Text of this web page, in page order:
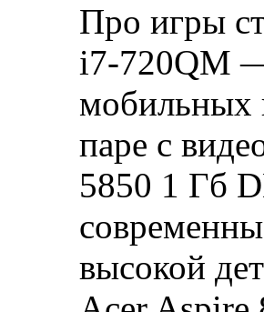
Про игры
i7-720QM
мобильных
паре с
5850 1 Гб
высокой